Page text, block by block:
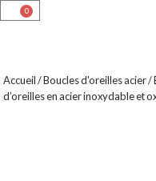
0
Accueil/Boucles d'oreilles acier/
d’oreilles en acier inoxydable et